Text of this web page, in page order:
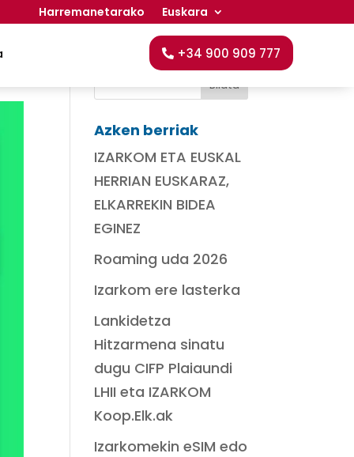
Harremanetarako Euskara
+34 900 909 777
Azken berriak
IZARKOM ETA EUSKAL
HERRIAN EUSKARAZ,
ELKARREKIN BIDEA
EGINEZ
Roaming uda 2026
Izarkom ere lasterka
Lankidetza
Hitzarmena sinatu
dugu CIFP Plaiaundi
LHII eta IZARKOM
Koop.Elk.ak
Izarkomekin eSIM edo